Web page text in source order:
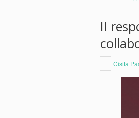
Il
Cisita